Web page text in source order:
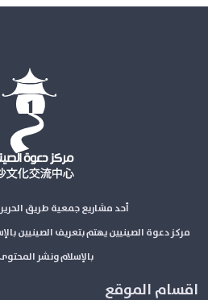
أحد مشاريع جمعية طريق
مركز دعوة الصينيين يهتم بتعريف الصينيين
بالإسلام ونشر
اقسام الموقع